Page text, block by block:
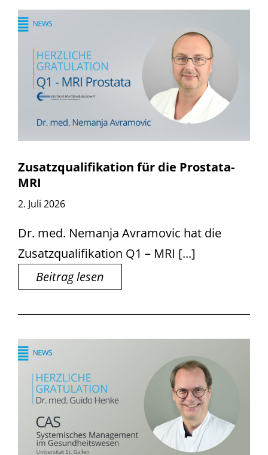
Zusatzqualifikation für die Prostata-
MRI
2. Juli 2026
Dr. med. Nemanja Avramovic hat die
Zusatzqualifikation Q1 – MRI [...]
Beitrag lesen